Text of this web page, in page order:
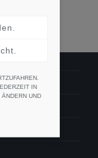
IN
UND